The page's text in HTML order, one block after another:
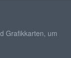
Grafikkarten, um